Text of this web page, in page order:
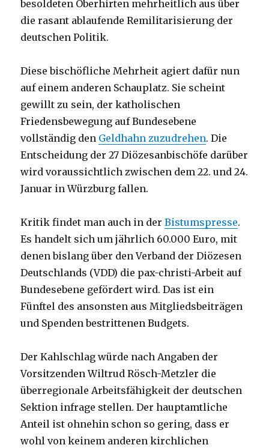
besoldeten Oberhirten mehrheitlich aus über
die rasant ablaufende Remilitarisierung der
deutschen Politik.
Diese bischöfliche Mehrheit agiert dafür nun
auf einem anderen Schauplatz. Sie scheint
gewillt zu sein, der katholischen
Friedensbewegung auf Bundesebene
vollständig den Geldhahn zuzudrehen. Die
Entscheidung der 27 Diözesanbischöfe darüber
wird voraussichtlich zwischen dem 22. und 24.
Januar in Würzburg fallen.
Kritik findet man auch in derBistumspresse.
Es handelt sich um jährlich 60.000 Euro, mit
denen bislang über den Verband der Diözesen
Deutschlands (VDD) die pax-christi-Arbeit auf
Bundesebene gefördert wird. Das ist ein
Fünftel des ansonsten aus Mitgliedsbeiträgen
und Spenden bestrittenen Budgets.
Der Kahlschlag würde nach Angaben der
Vorsitzenden Wiltrud Rösch-Metzler die
überregionale Arbeitsfähigkeit der deutschen
Sektion infrage stellen. Der hauptamtliche
Anteil ist ohnehin schon so gering, dass er
wohl von keinem anderen kirchlichen